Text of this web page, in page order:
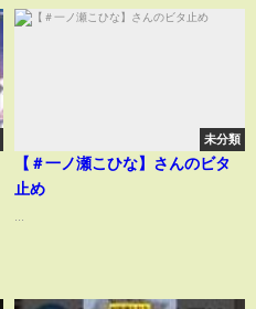
未分類
【＃一ノ瀬こひな】さんのビタ
止め